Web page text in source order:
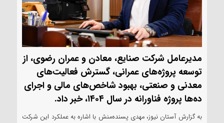
مدیرعامل شرکت صنایع، معادن و عمران رضوی، از
توسعه پروژه‌های عمرانی، گسترش فعالیت‌های
معدنی و صنعتی، بهبود شاخص‌های مالی و اجرای
ده‌ها پروژه فناورانه در سال ۱۴۰۴، خبر داد.
به گزارش آستان نیوز، مهدی پسنده‌منش با اشاره به عملکرد این شرکت